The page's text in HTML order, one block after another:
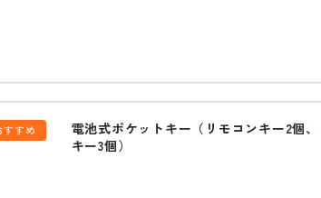
すすめ
電池式ポケットキー（リモコンキー2個
キー3個）